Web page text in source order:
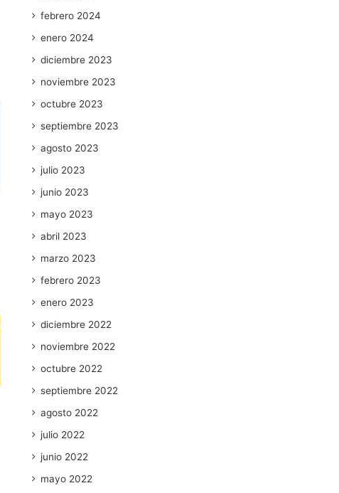
febrero 2024
enero 2024
diciembre 2023
noviembre 2023
octubre 2023
septiembre 2023
agosto 2023
julio 2023
junio 2023
mayo 2023
abril 2023
marzo 2023
febrero 2023
enero 2023
diciembre 2022
noviembre 2022
octubre 2022
septiembre 2022
agosto 2022
julio 2022
junio 2022
mayo 2022